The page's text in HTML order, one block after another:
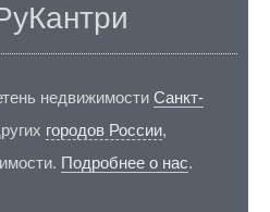
недвижимости Санкт-
городов России,
Подробнее о нас.